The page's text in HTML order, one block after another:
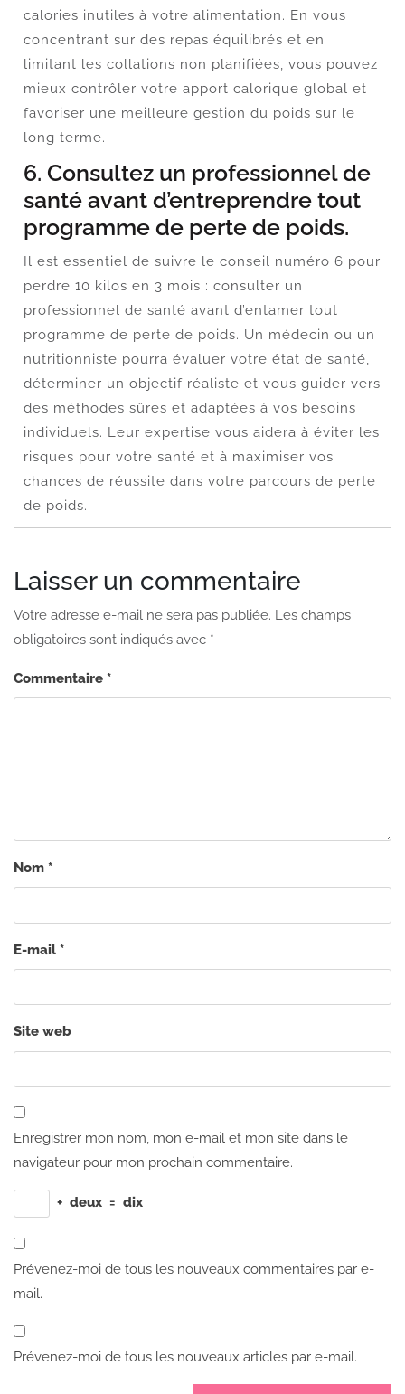
calories inutiles à votre alimentation. En vous
concentrant sur des repas équilibrés et en
limitant les collations non planifiées, vous pouvez
mieux contrôler votre apport calorique global et
favoriser une meilleure gestion du poids sur le
long terme.
6. Consultez un professionnel de
santé avant d’entreprendre tout
programme de perte de poids.
Il est essentiel de suivre le conseil numéro 6 pour
perdre 10 kilos en 3 mois : consulter un
professionnel de santé avant d’entamer tout
programme de perte de poids. Un médecin ou un
nutritionniste pourra évaluer votre état de santé,
déterminer un objectif réaliste et vous guider vers
des méthodes sûres et adaptées à vos besoins
individuels. Leur expertise vous aidera à éviter les
risques pour votre santé et à maximiser vos
chances de réussite dans votre parcours de perte
de poids.
Laisser un commentaire
Votre adresse e-mail ne sera pas publiée. Les champs
obligatoires sont indiqués avec *
Commentaire *
Nom *
E-mail *
Site web
Enregistrer mon nom, mon e-mail et mon site dans le
navigateur pour mon prochain commentaire.
+ deux = dix
Prévenez-moi de tous les nouveaux commentaires par e-
mail.
Prévenez-moi de tous les nouveaux articles par e-mail.